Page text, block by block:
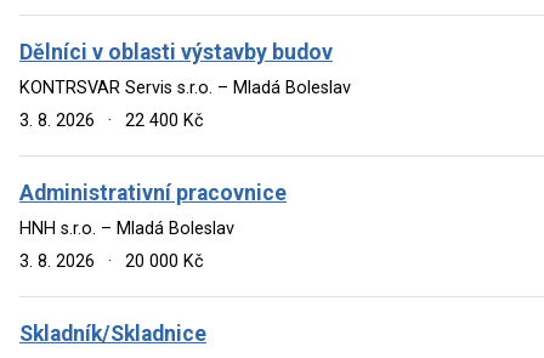
Dělníci v oblasti výstavby budov
KONTRSVAR Servis s.r.o. – Mladá Boleslav
3. 8. 2026
· 22 400 Kč
Administrativní pracovnice
HNH s.r.o. – Mladá Boleslav
3. 8. 2026
· 20 000 Kč
Skladník/Skladnice